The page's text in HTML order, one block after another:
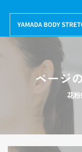
テ
ページ
花